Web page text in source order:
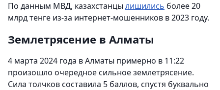
По данным МВД, казахстанцы лишились более 20
млрд тенге из-за интернет-мошенников в 2023 году.
Землетрясение в Алматы
4 марта 2024 года в Алматы примерно в 11:22
произошло очередное сильное землетрясение.
Сила толчков составила 5 баллов, спустя буквально